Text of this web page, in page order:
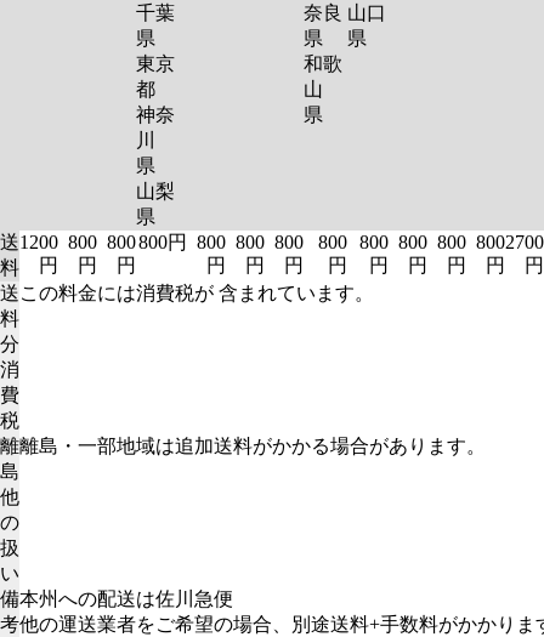
千葉
県
東京
都
神奈
川
県
山梨
県
奈良
県
和歌
山
県
山口
県
送
料
1200
円
800
円
800
円
800円
800
円
800
円
800
円
800
円
800
円
800
円
800
円
800
円
2700
円
送
料
分
消
費
税
この料金には消費税が 含まれています。
離
島
他
の
扱
い
離島・一部地域は追加送料がかかる場合があります。
備
考
本州への配送は佐川急便
他の運送業者をご希望の場合、別途送料+手数料がかかりま